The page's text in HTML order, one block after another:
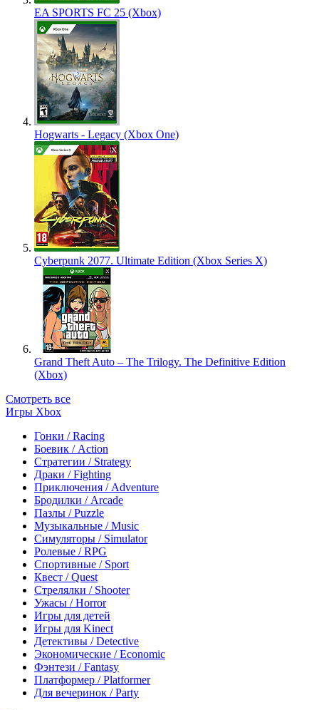
EA SPORTS FC 25 (Xbox)
Hogwarts - Legacy (Xbox One)
Cyberpunk 2077. Ultimate Edition (Xbox Series X)
Grand Theft Auto – The Trilogy. The Definitive Edition
(Xbox)
Смотреть все
Игры Xbox
Гонки / Racing
Боевик / Action
Стратегии / Strategy
Драки / Fighting
Приключения / Adventure
Бродилки / Arcade
Пазлы / Puzzle
Музыкальные / Music
Симуляторы / Simulator
Ролевые / RPG
Спортивные / Sport
Квест / Quest
Стрелялки / Shooter
Ужасы / Horror
Игры для детей
Игры для Kinect
Детективы / Detective
Экономические / Economic
Фэнтези / Fantasy
Платформер / Platformer
Для вечеринок / Party